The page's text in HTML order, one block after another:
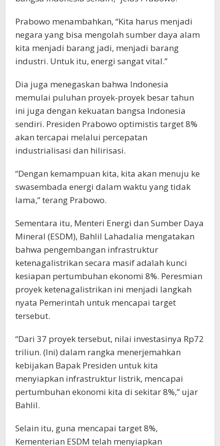
Prabowo menambahkan, “Kita harus menjadi
negara yang bisa mengolah sumber daya alam
kita menjadi barang jadi, menjadi barang
industri. Untuk itu, energi sangat vital.”
Dia juga menegaskan bahwa Indonesia
memulai puluhan proyek-proyek besar tahun
ini juga dengan kekuatan bangsa Indonesia
sendiri. Presiden Prabowo optimistis target 8%
akan tercapai melalui percepatan
industrialisasi dan hilirisasi.
“Dengan kemampuan kita, kita akan menuju ke
swasembada energi dalam waktu yang tidak
lama,” terang Prabowo.
Sementara itu, Menteri Energi dan Sumber Daya
Mineral (ESDM), Bahlil Lahadalia mengatakan
bahwa pengembangan infrastruktur
ketenagalistrikan secara masif adalah kunci
kesiapan pertumbuhan ekonomi 8%. Peresmian
proyek ketenagalistrikan ini menjadi langkah
nyata Pemerintah untuk mencapai target
tersebut.
“Dari 37 proyek tersebut, nilai investasinya Rp72
triliun. (Ini) dalam rangka menerjemahkan
kebijakan Bapak Presiden untuk kita
menyiapkan infrastruktur listrik, mencapai
pertumbuhan ekonomi kita di sekitar 8%,” ujar
Bahlil.
Selain itu, guna mencapai target 8%,
Kementerian ESDM telah menyiapkan